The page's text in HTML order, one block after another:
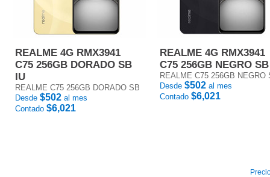
REALME 4G RMX3941
C75 256GB DORADO SB
IU
REALME C75 256GB DORADO SB
Desde $502 al mes
Contado $6,021
REALME 4G RMX3941
C75 256GB NEGRO
REALME C75 256GB NEGRO
Desde $502 al mes
Contado $6,021